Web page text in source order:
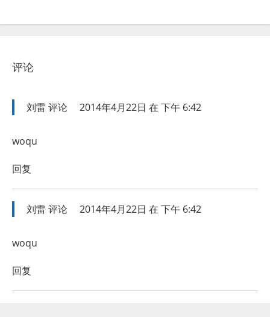
评论
刘雷 评论 2014年4月22日 在 下午 6:42
woqu
回复
刘雷 评论 2014年4月22日 在 下午 6:42
woqu
回复